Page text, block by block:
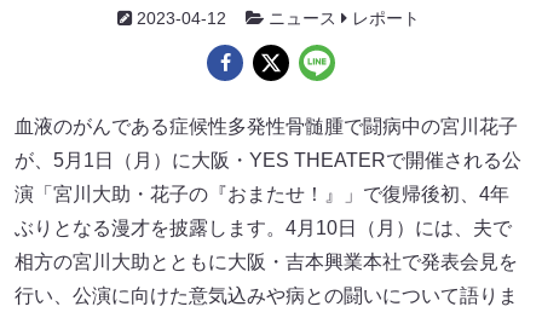
2023-04-12 ニュース レポート
血液のがんである症候性多発性骨髄腫で闘病中の宮川花子
が、5月1日（月）に大阪・YES THEATERで開催される公
演「宮川大助・花子の『おまたせ！』」で復帰後初、4年
ぶりとなる漫才を披露します。4月10日（月）には、夫で
相方の宮川大助とともに大阪・吉本興業本社で発表会見を
行い、公演に向けた意気込みや病との闘いについて語りま